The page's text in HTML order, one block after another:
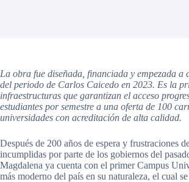
La obra fue diseñada, financiada y empezada
del periodo de Carlos Caicedo en 2023. Es la
infraestructuras que garantizan el acceso
estudiantes por semestre a una oferta de 100
universidades con acreditación de alta calidad.
Después de 200 años de espera y frustraciones
incumplidas por parte de los gobiernos del
Magdalena ya cuenta con el primer Campus
más moderno del país en su naturaleza, el cual